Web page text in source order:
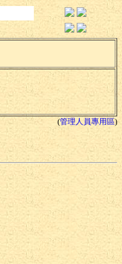
(管理人員專用區)